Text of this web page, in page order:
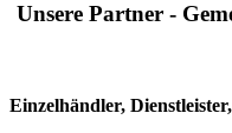
Unsere Partner -
Einzelhändler,